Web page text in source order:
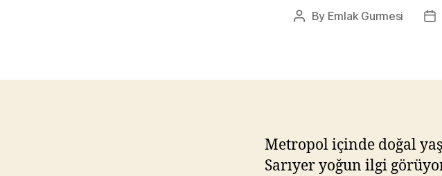
Post
By Emlak Gurmesi
Metropol içinde doğal
Sarıyer yoğun ilgi